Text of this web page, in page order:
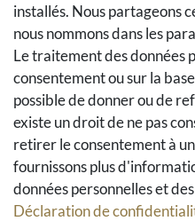
A la caisse
Aide
Social Media
Facebook
Instagram
Pinterest
Youtube
Houzz
installés. Nous partageons
nous nommons dans les
Le traitement des données
consentement ou sur la
possible de donner ou de
existe un droit de ne pas
retirer le consentement à
fournissons plus
données personnelles et
Déclaration de